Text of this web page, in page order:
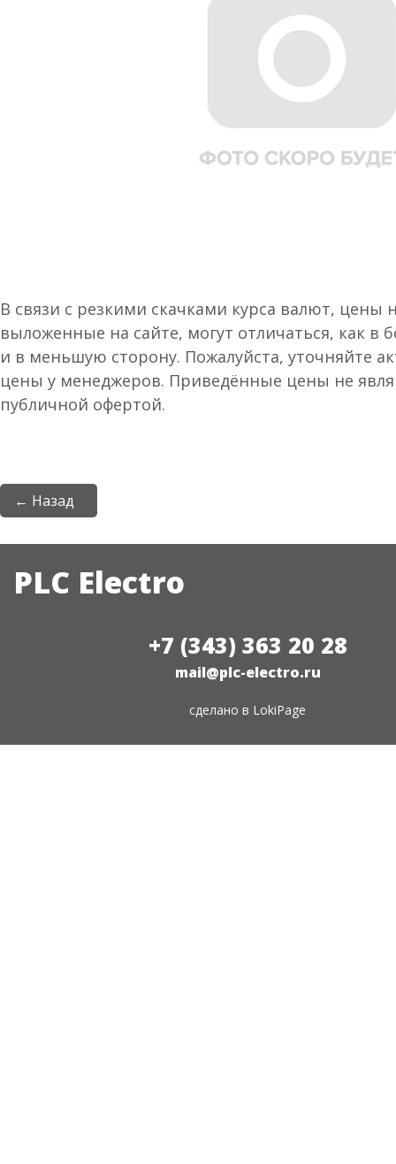
В связи с резкими скачками курса валют, цены
выложенные на сайте, могут отличаться, как в
и в меньшую сторону. Пожалуйста, уточняйте
цены у менеджеров. Приведённые цены не
публичной офертой.
← Назад
PLC Electro
+7 (343) 363 20 28
mail@plc-electro.ru
сделано в LokiPage